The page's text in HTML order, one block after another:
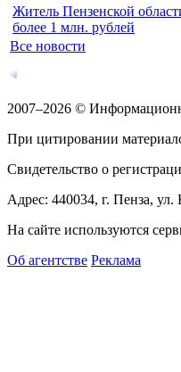
Житель Пензенской
более 1 млн. рублей
Все новости
2007–2026 ©
При цитировании
Свидетельство о
Адрес: 440034, г. Пенза,
На сайте используются
Об агентстве Реклама